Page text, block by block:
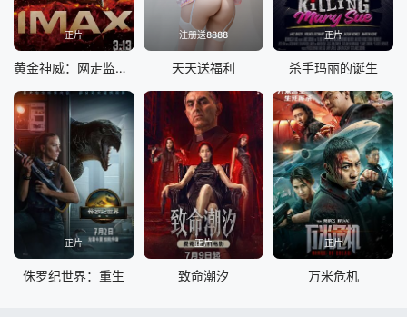
正片
黄金神威：网走监狱袭击篇
注册送8888
天天送福利
正片
杀手玛丽的诞生
正片
侏罗纪世界：重生
正片
致命潮汐
正片
万米危机